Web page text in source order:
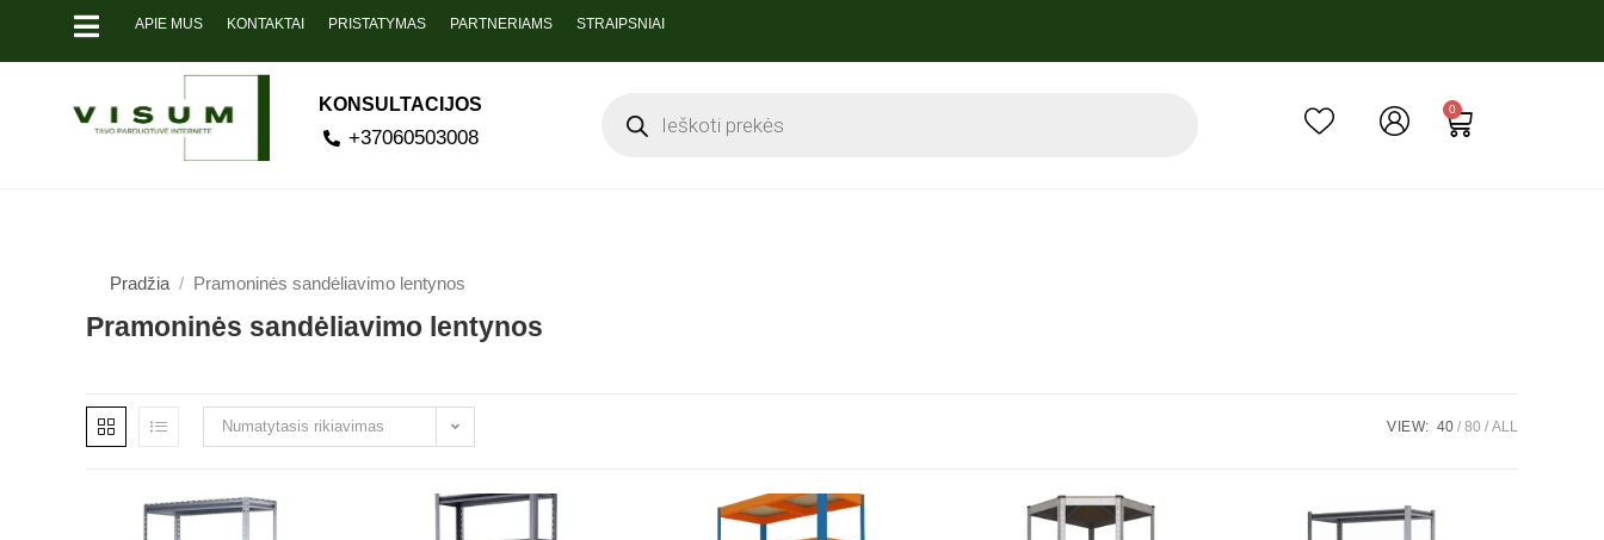
APIE MUS KONTAKTAI PRISTATYMAS PARTNERIAMS STRAIPSNIAI
KONSULTACIJOS
+37060503008
0
Pradžia / Pramoninės sandėliavimo lentynos
Pramoninės sandėliavimo lentynos
Numatytasis rikiavimas VIEW: 40 80 ALL